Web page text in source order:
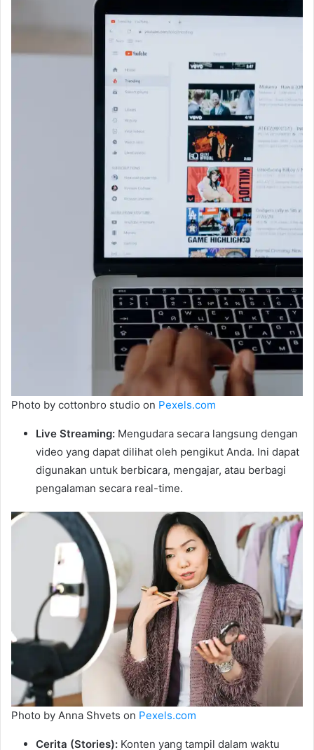
Photo by cottonbro studio on Pexels.com
Live Streaming: Mengudara secara langsung dengan
video yang dapat dilihat oleh pengikut Anda. Ini dapat
digunakan untuk berbicara, mengajar, atau berbagi
pengalaman secara real-time.
Photo by Anna Shvets on Pexels.com
Cerita (Stories): Konten yang tampil dalam waktu